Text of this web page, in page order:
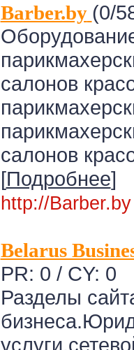
Barber.by (0/
салонов
салонов
[Подробнее]
http://Barber.by
Belarus
PR: 0 / CY: 0
Разделы